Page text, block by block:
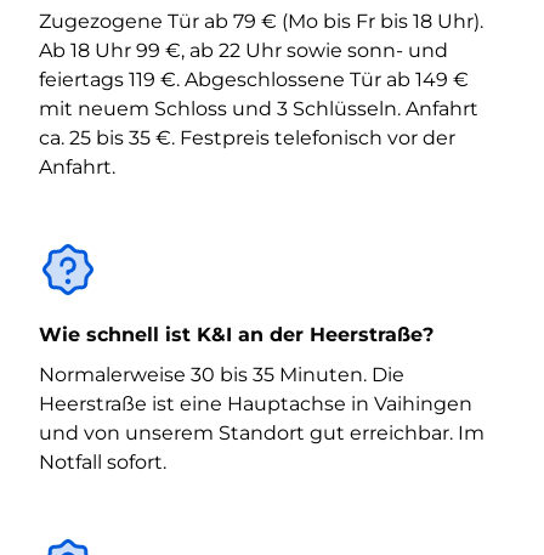
Zugezogene Tür ab 79 € (Mo bis Fr bis 18 Uhr).
Ab 18 Uhr 99 €, ab 22 Uhr sowie sonn- und
feiertags 119 €. Abgeschlossene Tür ab 149 €
mit neuem Schloss und 3 Schlüsseln. Anfahrt
ca. 25 bis 35 €. Festpreis telefonisch vor der
Anfahrt.
Wie schnell ist K&I an der Heerstraße?
Normalerweise 30 bis 35 Minuten. Die
Heerstraße ist eine Hauptachse in Vaihingen
und von unserem Standort gut erreichbar. Im
Notfall sofort.